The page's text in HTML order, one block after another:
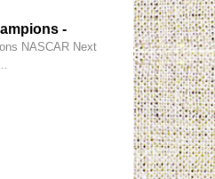
-
Chevrolet
NASCAR Next